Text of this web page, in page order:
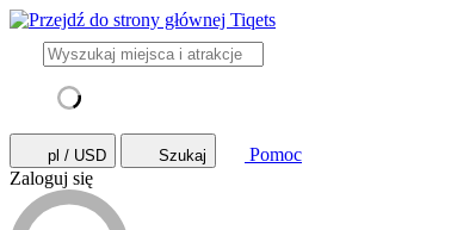
pl / USD Szukaj
Pomoc
Zaloguj się